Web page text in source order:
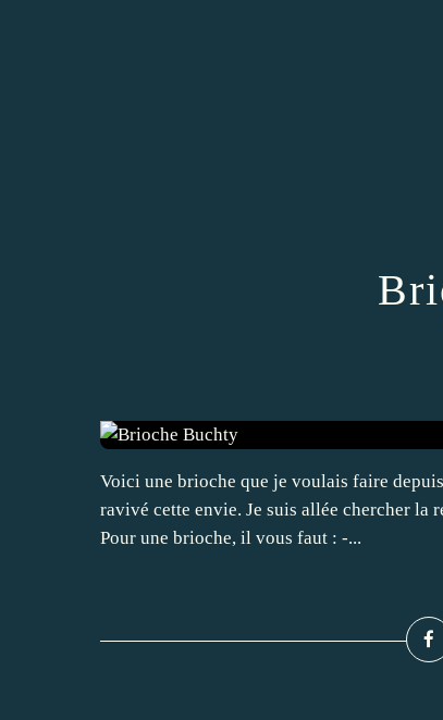
Voici une brioche que je voulais faire
ravivé cette envie. Je suis allée chercher la
Pour une brioche, il vous faut : -...